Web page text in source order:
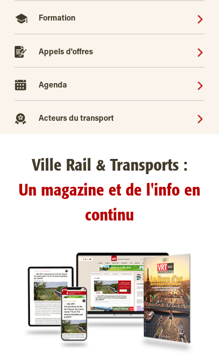
Formation
Appels d'offres
Agenda
Acteurs du transport
Ville Rail & Transports :
Un magazine et de l'info en
continu